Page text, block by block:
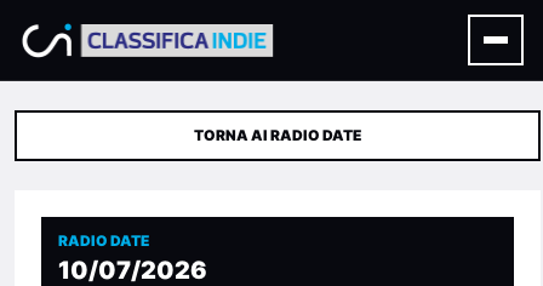
TORNA AI RADIO DATE
RADIO DATE
10/07/2026